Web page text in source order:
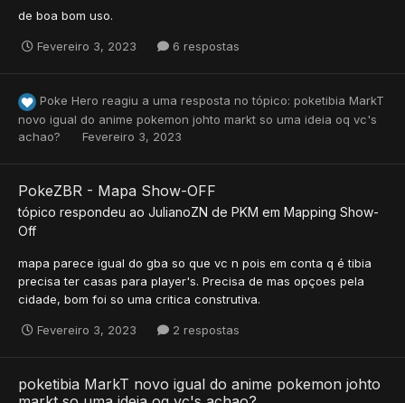
de boa bom uso.
Fevereiro 3, 2023 6 respostas
Poke Hero reagiu a uma resposta no tópico: poketibia MarkT
novo igual do anime pokemon johto markt so uma ideia oq vc's
achao?
Fevereiro 3, 2023
PokeZBR - Mapa Show-OFF
tópico respondeu ao JulianoZN de PKM em Mapping Show-
Off
mapa parece igual do gba so que vc n pois em conta q é tibia
precisa ter casas para player's. Precisa de mas opçoes pela
cidade, bom foi so uma critica construtiva.
Fevereiro 3, 2023 2 respostas
poketibia MarkT novo igual do anime pokemon johto